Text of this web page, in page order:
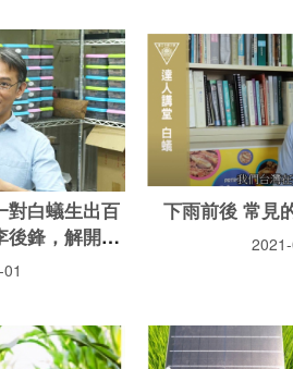
對白蟻生出百
後鋒，解開白
下雨前後 常見